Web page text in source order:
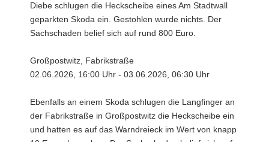
Diebe schlugen die Heckscheibe eines Am Stadtwall
geparkten Skoda ein. Gestohlen wurde nichts. Der
Sachschaden belief sich auf rund 800 Euro.
Großpostwitz, Fabrikstraße
02.06.2026, 16:00 Uhr - 03.06.2026, 06:30 Uhr
Ebenfalls an einem Skoda schlugen die Langfinger an
der Fabrikstraße in Großpostwitz die Heckscheibe ein
und hatten es auf das Warndreieck im Wert von knapp